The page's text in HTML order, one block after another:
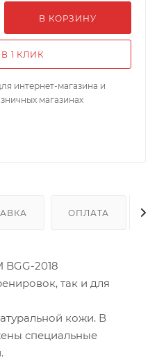
В КОРЗИНУ
1 КЛИК
интернет-магазина и
магазинах
ОПЛАТА
BGG-2018
так и для
кожи. В
специальные